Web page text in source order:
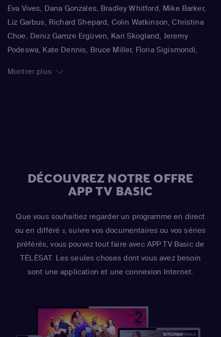
Eva Vives, Dana Gonzales, Bradley Whitford, Mike Barker,
Liz Garbus, Richard Shepard, Colin Watkinson, Christina
Choe, Deniz Gamze Ergüven, Kari Skogland, Jeremy
Podeswa, Kate Dennis, Bruce Miller, Floria Sigismondi,
Montrer plus
DÉCOUVREZ NOTRE OFFRE
APP TV BASIC
Que vous souhaitiez regarder un programme en direct
ou en différé 3, suivre vos documentaires ou vos séries
préférés, vous pouvez tout faire avec APP TV Basic de
TÉLÉSAT. Les seules choses dont vous avez besoin
sont une application et une connexion Internet.